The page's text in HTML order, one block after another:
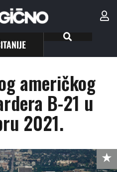
američkog
B-21 u
2021.